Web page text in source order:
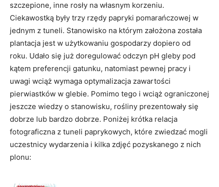
szczepione, inne rosły na własnym korzeniu.
Ciekawostką były trzy rzędy papryki pomarańczowej w
jednym z tuneli. Stanowisko na którym założona została
plantacja jest w użytkowaniu gospodarzy dopiero od
roku. Udało się już doregulować odczyn pH gleby pod
kątem preferencji gatunku, natomiast pewnej pracy i
uwagi wciąż wymaga optymalizacja zawartości
pierwiastków w glebie. Pomimo tego i wciąż ograniczonej
jeszcze wiedzy o stanowisku, rośliny prezentowały się
dobrze lub bardzo dobrze. Poniżej krótka relacja
fotograficzna z tuneli paprykowych, które zwiedzać mogli
uczestnicy wydarzenia i kilka zdjęć pozyskanego z nich
plonu: